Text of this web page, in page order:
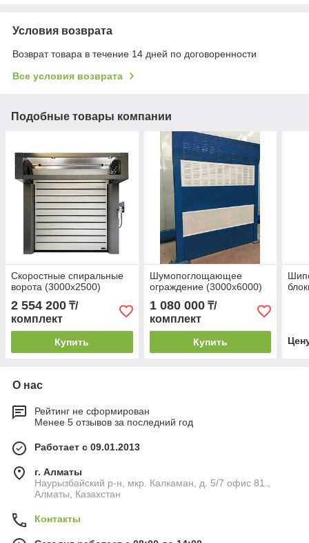
Условия возврата
Возврат товара в течение 14 дней по договоренности
Все условия возврата
Подобные товары компании
Скоростные спиральные
ворота (3000x2500)
2 554 200 ₸/
комплект
Купить
Шумопоглощающее
ограждение (3000x6000)
1 080 000₸/
комплект
Купить
О нас
Рейтинг не сформирован
Менее 5 отзывов за последний год
Работает с 09.01.2013
г. Алматы
Наурызбайский р-н, мкр. Калкаман, д. 5/7 офис 81.,
Алматы, Казахстан
Контакты